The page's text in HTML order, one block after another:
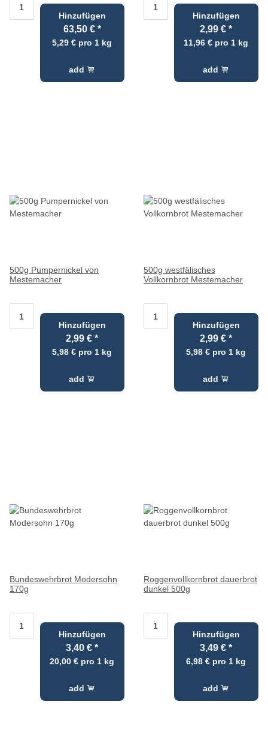
Hinzufügen
63,50 € *
5,29 € pro 1 kg
add
Hinzufügen
2,99 €*
11,96 € pro 1 kg
add
500g Pumpernickel von
Mestemacher
Hinzufügen
2,99 €*
5,98 € pro 1 kg
add
500g westfälisches
Vollkornbrot Mestemacher
Hinzufügen
2,99 €*
5,98 € pro 1 kg
add
Bundeswehrbrot Modersohn
170g
Hinzufügen
3,40 €*
20,00 € pro 1 kg
add
Roggenvollkornbrot dauerbrot
dunkel 500g
Hinzufügen
3,49 €*
6,98 € pro 1 kg
add